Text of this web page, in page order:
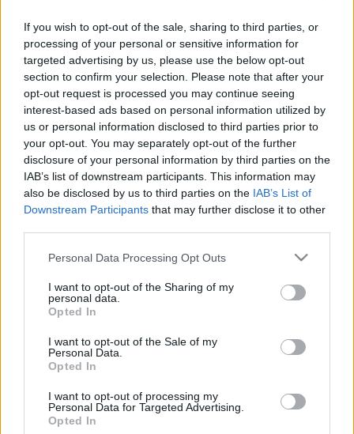
If you wish to opt-out of the sale, sharing to third parties, or
processing of your personal or sensitive information for
targeted advertising by us, please use the below opt-out
section to confirm your selection. Please note that after your
opt-out request is processed you may continue seeing
interest-based ads based on personal information utilized by
us or personal information disclosed to third parties prior to
your opt-out. You may separately opt-out of the further
disclosure of your personal information by third parties on the
IAB’s list of downstream participants. This information may
also be disclosed by us to third parties on the IAB’s List of
Downstream Participants that may further disclose it to other
Please note that this website/app uses one or more Google
not limited to your visit or usage behaviour. You may click to
grant or deny consent to Google and its third-party tags to
use your data for below specified purposes in below Google
consent section.
Personal Data Processing Opt Outs
I want to opt-out of the Sharing of my
personal data.
Opted In
I want to opt-out of the Sale of my
Personal Data.
Opted In
I want to opt-out of processing my
Personal Data for Targeted Advertising.
Opted In
egyszerre szólal meg a "tambura" (húrosok) és a
"makedón" (fa- és rézfúvósok, harmonika és dobok)
zenekar, melyeknek alapvetően különböző
karaktere, nagy kontrasztot jelent.
A Söndörgő új albuma a zenei „történetmesélés”
jegyében született, a különálló számok összefüggő
zenei folyamattá válnak, szétfeszítve a népzene és
népzenei feldolgozás kereteit. A többségében
Söndörgő szerzeményeket tartalmazóNyolc 8
Nyolc albumon a hangszer- és hangszínváltozás a
műfajban szokatlan, egyedi világot teremt, kapukat
nyit más műfajok, legfőképp a komolyzene felé. Ettől
(Parsley Bride, Kind of Bela) és a szerb népdal
újraértelmezései (Stani, Broad Leaves).